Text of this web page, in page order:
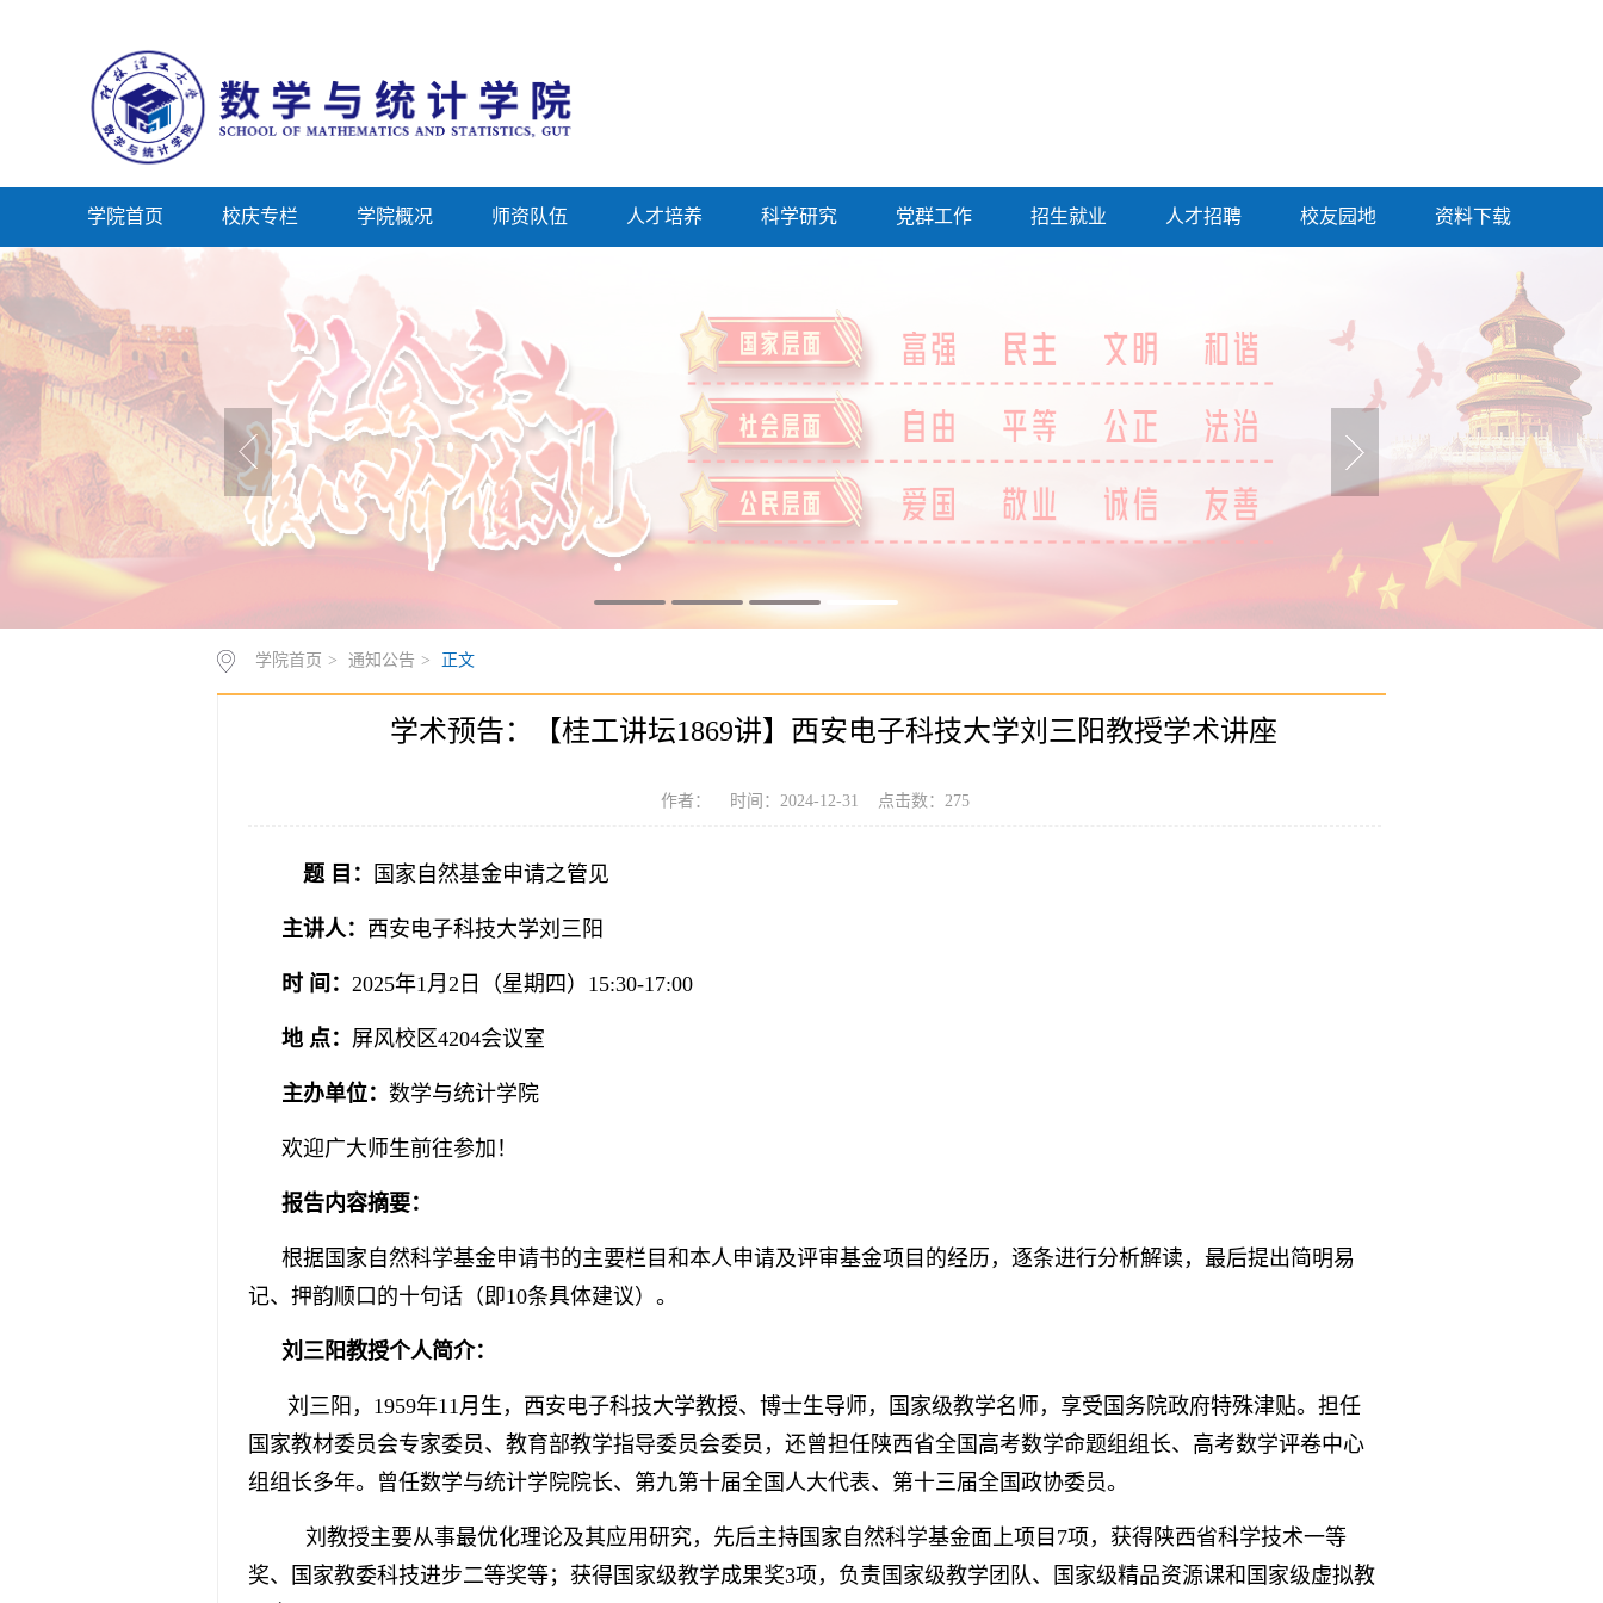
学院首页 校庆专栏 学院概况 师资队伍 人才培养 科学研究 党群工作 招生就业 人才招聘 校友园地 资料下载
学院首页 > 通知公告 > 正文
学术预告：【桂工讲坛1869讲】西安电子科技大学刘三阳教授学术讲座
作者： 时间：2024-12-31 点击数： 275
题 目： 国家自然基金申请之管见
主讲人： 西安电子科技大学刘三阳
时 间： 2025年1月2日（星期四）15:30-17:00
地 点： 屏风校区4204会议室
主办单位： 数学与统计学院
欢迎广大师生前往参加！
报告内容摘要：
根据国家自然科学基金申请书的主要栏目和本人申请及评审基金项目的经历，逐条进行分析解读，最后提出简明易
记、押韵顺口的十句话（即10条具体建议）。
刘三阳教授个人简介：
刘三阳，1959年11月生，西安电子科技大学教授、博士生导师，国家级教学名师，享受国务院政府特殊津贴。担任
国家教材委员会专家委员、教育部教学指导委员会委员，还曾担任陕西省全国高考数学命题组组长、高考数学评卷中心
组组长多年。曾任数学与统计学院院长、第九第十届全国人大代表、第十三届全国政协委员。
刘教授主要从事最优化理论及其应用研究，先后主持国家自然科学基金面上项目7项，获得陕西省科学技术一等
奖、国家教委科技进步二等奖等；获得国家级教学成果奖3项，负责国家级教学团队、国家级精品资源课和国家级虚拟教